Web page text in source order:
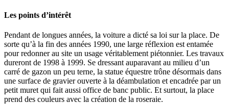
Les points d’intérêt
Pendant de longues années, la voiture a dicté sa loi sur la place. De
sorte qu’à la fin des années 1990, une large réflexion est entamée
pour redonner au site un usage véritablement piétonnier. Les travaux
dureront de 1998 à 1999. Se dressant auparavant au milieu d’un
carré de gazon un peu terne, la statue équestre trône désormais dans
une surface de gravier ouverte à la déambulation et encadrée par un
petit muret qui fait aussi office de banc public. Et surtout, la place
prend des couleurs avec la création de la roseraie.